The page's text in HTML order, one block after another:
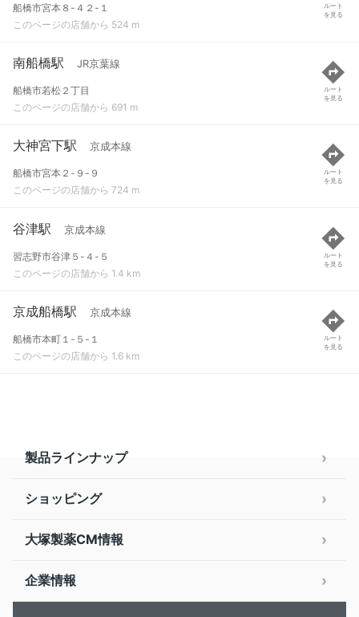
船橋市宮本８-４２-１
このページの店舗から 524 m
ルート
を見る
南船橋駅 JR京葉線
船橋市若松２丁目
このページの店舗から 691 m
ルート
を見る
大神宮下駅 京成本線
船橋市宮本２-９-９
このページの店舗から 724 m
ルート
を見る
谷津駅 京成本線
習志野市谷津５-４-５
このページの店舗から 1.4 km
ルート
を見る
京成船橋駅 京成本線
船橋市本町１-５-１
このページの店舗から 1.6 km
ルート
を見る
製品ラインナップ
ショッピング
大塚製薬CM情報
企業情報